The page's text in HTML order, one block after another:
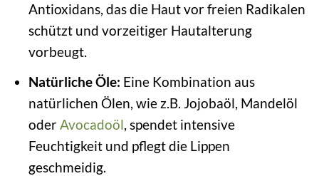
Antioxidans, das die Haut vor freien Radikalen
schützt und vorzeitiger Hautalterung
vorbeugt.
Natürliche Öle: Eine Kombination aus
natürlichen Ölen, wie z.B. Jojobaöl, Mandelöl
oderAvocadoöl, spendet intensive
Feuchtigkeit und pflegt die Lippen
geschmeidig.